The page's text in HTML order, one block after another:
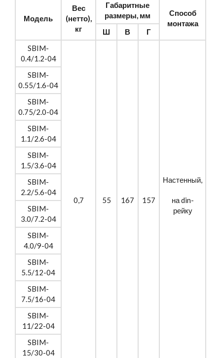
Модель
Вес
(нетто),
кг
Габаритные
размеры, мм
Способ
монтажа
Ш
В
Г
SBIM-
0.4/1.2-04
0,7 55 167 157
Настенный,
на din-
рейку
SBIM-
0.55/1.6-04
SBIM-
0.75/2.0-04
SBIM-
1.1/2.6-04
SBIM-
1.5/3.6-04
SBIM-
2.2/5.6-04
SBIM-
3.0/7.2-04
SBIM-
4.0/9-04
SBIM-
5.5/12-04
SBIM-
7.5/16-04
SBIM-
11/22-04
SBIM-
15/30-04